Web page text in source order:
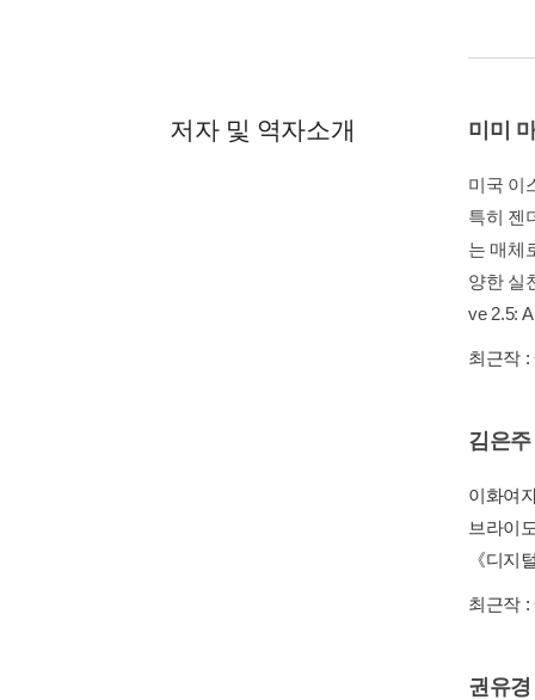
저자 및 역자소개 미미
미국 이
특히 젠
는 매체
양한 실
ve 2.5:
최근작 :
김은주
이화여
브라이
《디지
최근작 :
권유경